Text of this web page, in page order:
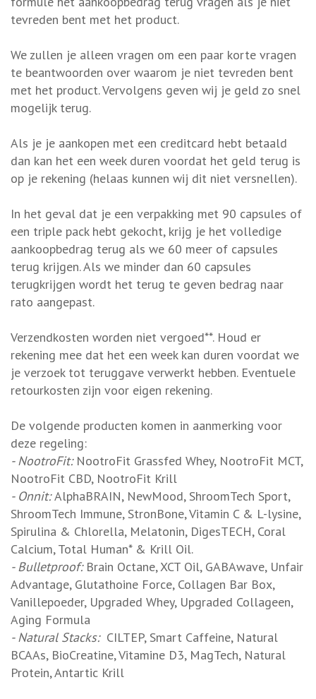
tevreden bent met het product.
We zullen je alleen vragen om een paar korte vragen
te beantwoorden over waarom je niet tevreden bent
met het product. Vervolgens geven wij je geld zo snel
mogelijk terug.
Als je je aankopen met een creditcard hebt betaald
dan kan het een week duren voordat het geld terug is
op je rekening (helaas kunnen wij dit niet versnellen).
In het geval dat je een verpakking met 90 capsules of
een triple pack hebt gekocht, krijg je het volledige
aankoopbedrag terug als we 60 meer of capsules
terug krijgen. Als we minder dan 60 capsules
terugkrijgen wordt het terug te geven bedrag naar
rato aangepast.
Verzendkosten worden niet vergoed**. Houd er
rekening mee dat het een week kan duren voordat we
je verzoek tot teruggave verwerkt hebben. Eventuele
retourkosten zijn voor eigen rekening.
De volgende producten komen in aanmerking voor
deze regeling:
- NootroFit: NootroFit Grassfed Whey, NootroFit MCT,
NootroFit CBD, NootroFit Krill
- Onnit:AlphaBRAIN, NewMood, ShroomTech Sport,
ShroomTech Immune, StronBone, Vitamin C & L-lysine,
Spirulina & Chlorella, Melatonin, DigesTECH, Coral
Calcium, Total Human* & Krill Oil.
- Bulletproof: Brain Octane, XCT Oil, GABAwave, Unfair
Advantage, Glutathoine Force, Collagen Bar Box,
Vanillepoeder, Upgraded Whey, Upgraded Collageen,
Aging Formula
- Natural Stacks: CILTEP, Smart Caffeine, Natural
BCAAs, BioCreatine, Vitamine D3, MagTech, Natural
Protein, Antartic Krill